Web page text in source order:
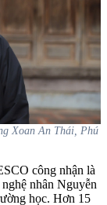
Xoan An Thái, Phú
công nhận là
nhân Nguyễn
học. Hơn 15